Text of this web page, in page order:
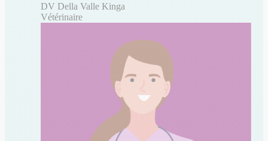
DV Della Valle Kinga
Vétérinaire